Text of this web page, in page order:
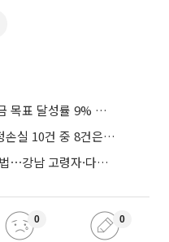
미소금융 신상품 석 달⋯생계자금 목표 달성률 9% 그쳐
회수 포기한 돈 1조2000억⋯추정손실 10건 중 8건은 기업대출
세제 개편에 복잡해진 자산가 셈법⋯강남 고령자·다주택자 ‘자산재편 고심’
0 0